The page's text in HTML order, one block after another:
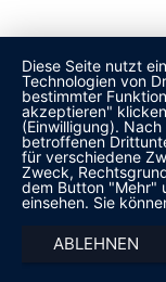
Diese Seite nutzt
Technologien von
bestimmter
akzeptieren"
(Einwilligung).
betroffenen
für verschiedene
Zweck,
dem Button "Mehr"
einsehen. Sie
ABLEHNEN